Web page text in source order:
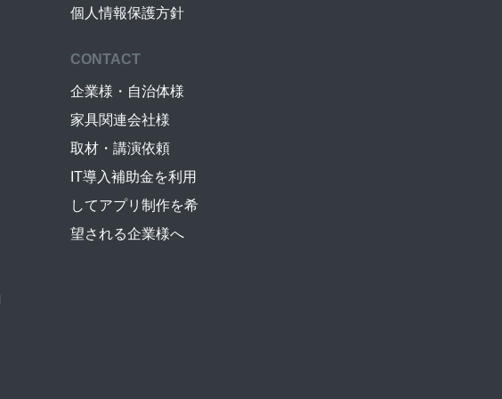
個人情報保護方針
CONTACT
企業様・自治体様
家具関連会社様
取材・講演依頼
IT導入補助金を利用
してアプリ制作を希
望される企業様へ